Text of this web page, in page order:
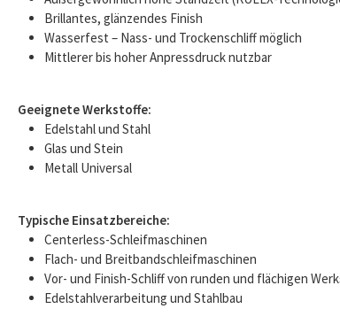
Brillantes, glänzendes Finish
Wasserfest – Nass- und Trockenschliff möglich
Mittlerer bis hoher Anpressdruck nutzbar
Geeignete Werkstoffe:
Edelstahl und Stahl
Glas und Stein
Metall Universal
Typische Einsatzbereiche:
Centerless-Schleifmaschinen
Flach- und Breitbandschleifmaschinen
Vor- und Finish-Schliff von runden und flächigen
Edelstahlverarbeitung und Stahlbau